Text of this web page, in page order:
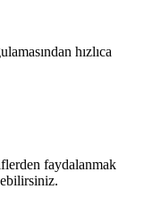
hızlıca
faydalanmak